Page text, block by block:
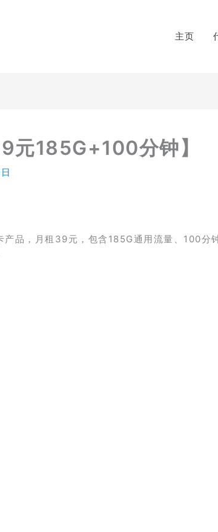
主页
元185G+100分钟】
品，月租39元，包含185G通用流量、100分